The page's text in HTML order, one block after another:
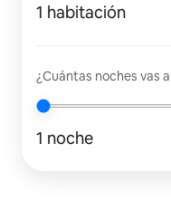
1 habitación
¿Cuántas noches vas
1 noche